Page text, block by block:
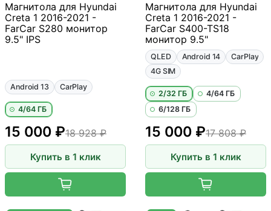
Магнитола для Hyundai
Creta 1 2016-2021 -
FarCar S280 монитор
9.5" IPS
Android 13 CarPlay
4/64 ГБ
18 928 ₽
15 000 ₽
Купить в 1 клик
Магнитола для Hyundai
Creta 1 2016-2021 -
FarCar S400-TS18
монитор 9.5"
QLED Android 14
CarPlay
4G SIM
2/32 ГБ
4/64 ГБ
6/128 ГБ
15 000 ₽17 808 ₽
Купить в 1 клик